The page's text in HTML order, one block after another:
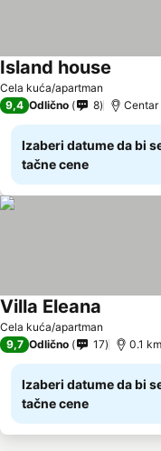
Cela kuća/apartman
Island house
9,4 Odlično 8 Centar
Izaberi datume da bi
tačne cene
Cela kuća/apartman
Villa Eleana
9,7 Odlično 17 0.1
Izaberi datume da bi
tačne cene